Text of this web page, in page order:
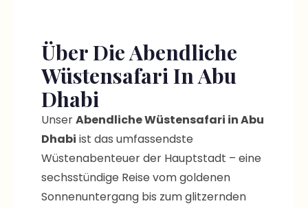
Über Die Abendliche
Wüstensafari In Abu
Dhabi
UnserAbendliche Wüstensafari in Abu
Dhabiist das umfassendste
Wüstenabenteuer der Hauptstadt – eine
sechsstündige Reise vom goldenen
Sonnenuntergang bis zum glitzernden
Sternenlicht durch die PrachtAl